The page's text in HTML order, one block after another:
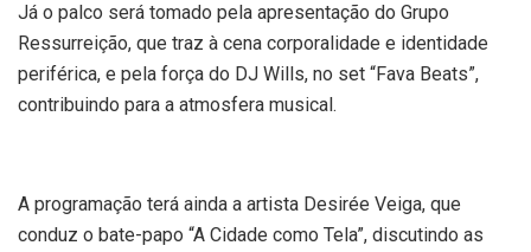
Já o palco será tomado pela apresentação do Grupo
Ressurreição, que traz à cena corporalidade e identidade
periférica, e pela força do DJ Wills, no set “Fava Beats”,
contribuindo para a atmosfera musical.
A programação terá ainda a artista Desirée Veiga, que
conduz o bate-papo “A Cidade como Tela”, discutindo as